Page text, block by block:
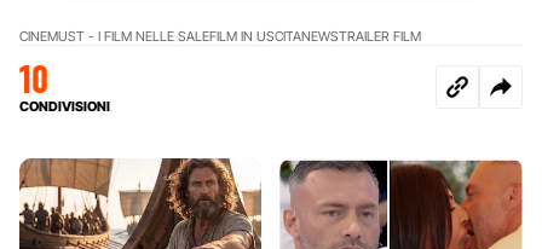
CINEMUST - I FILM NELLE SALEFILM IN USCITANEWSTRAILER FILM
10
CONDIVISIONI